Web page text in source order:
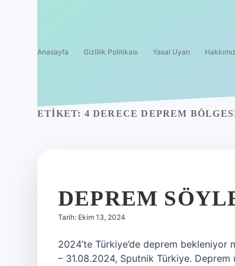
Anasayfa Gizlilik Politikası Yasal Uyarı
ETIKET: 4 DERECE DEPREM
DEPREM
Tarih: Ekim 13, 2024
2024’te Türkiye’de deprem bekleniyor
– 31.08.2024, Sputnik Türkiye.